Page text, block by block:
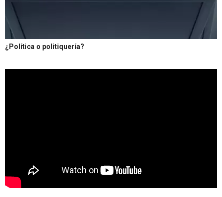
¿Política o politiquería?